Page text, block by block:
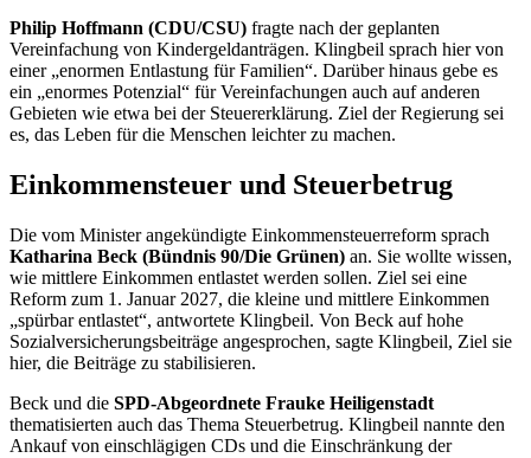
Philip Hoffmann (CDU/CSU) fragte nach der geplanten
Vereinfachung von Kindergeldanträgen. Klingbeil sprach hier von
einer „enormen Entlastung für Familien“. Darüber hinaus gebe es
ein „enormes Potenzial“ für Vereinfachungen auch auf anderen
Gebieten wie etwa bei der Steuererklärung. Ziel der Regierung sei
es, das Leben für die Menschen leichter zu machen.
Einkommensteuer und Steuerbetrug
Die vom Minister angekündigte Einkommensteuerreform sprach
Katharina Beck (Bündnis 90/Die Grünen) an. Sie wollte wissen,
wie mittlere Einkommen entlastet werden sollen. Ziel sei eine
Reform zum 1. Januar 2027, die kleine und mittlere Einkommen
„spürbar entlastet“, antwortete Klingbeil. Von Beck auf hohe
Sozialversicherungsbeiträge angesprochen, sagte Klingbeil, Ziel sie
hier, die Beiträge zu stabilisieren.
Beck und die SPD-Abgeordnete Frauke Heiligenstadt
thematisierten auch das Thema Steuerbetrug. Klingbeil nannte den
Ankauf von einschlägigen CDs und die Einschränkung der